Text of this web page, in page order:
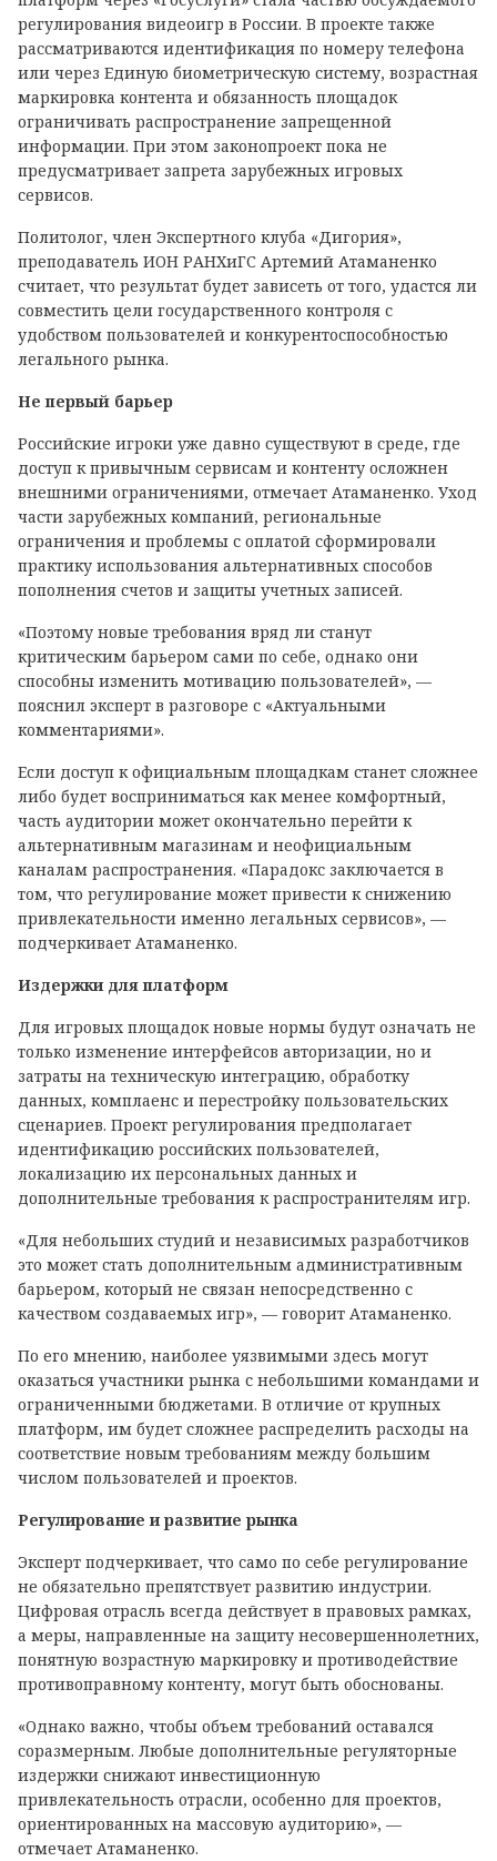
регулирования видеоигр в России. В проекте также
рассматриваются идентификация по номеру телефона
или через Единую биометрическую систему, возрастная
маркировка контента и обязанность площадок
ограничивать распространение запрещенной
информации. При этом законопроект пока не
предусматривает запрета зарубежных игровых
сервисов.
Политолог, член Экспертного клуба «Дигория»,
преподаватель ИОН РАНХиГС Артемий Атаманенко
считает, что результат будет зависеть от того, удастся ли
совместить цели государственного контроля с
удобством пользователей и конкурентоспособностью
легального рынка.
Не первый барьер
Российские игроки уже давно существуют в среде, где
доступ к привычным сервисам и контенту осложнен
внешними ограничениями, отмечает Атаманенко. Уход
части зарубежных компаний, региональные
ограничения и проблемы с оплатой сформировали
практику использования альтернативных способов
пополнения счетов и защиты учетных записей.
«Поэтому новые требования вряд ли станут
критическим барьером сами по себе, однако они
способны изменить мотивацию пользователей», —
пояснил эксперт в разговоре с «Актуальными
комментариями».
Если доступ к официальным площадкам станет сложнее
либо будет восприниматься как менее комфортный,
часть аудитории может окончательно перейти к
альтернативным магазинам и неофициальным
каналам распространения. «Парадокс заключается в
том, что регулирование может привести к снижению
привлекательности именно легальных сервисов», —
подчеркивает Атаманенко.
Издержки для платформ
Для игровых площадок новые нормы будут означать не
только изменение интерфейсов авторизации, но и
затраты на техническую интеграцию, обработку
данных, комплаенс и перестройку пользовательских
сценариев. Проект регулирования предполагает
идентификацию российских пользователей,
локализацию их персональных данных и
дополнительные требования к распространителям игр.
«Для небольших студий и независимых разработчиков
это может стать дополнительным административным
барьером, который не связан непосредственно с
качеством создаваемых игр», — говорит Атаманенко.
По его мнению, наиболее уязвимыми здесь могут
оказаться участники рынка с небольшими командами и
ограниченными бюджетами. В отличие от крупных
платформ, им будет сложнее распределить расходы на
соответствие новым требованиям между большим
числом пользователей и проектов.
Регулирование и развитие рынка
Эксперт подчеркивает, что само по себе регулирование
не обязательно препятствует развитию индустрии.
Цифровая отрасль всегда действует в правовых рамках,
а меры, направленные на защиту несовершеннолетних,
понятную возрастную маркировку и противодействие
противоправному контенту, могут быть обоснованы.
«Однако важно, чтобы объем требований оставался
соразмерным. Любые дополнительные регуляторные
издержки снижают инвестиционную
привлекательность отрасли, особенно для проектов,
ориентированных на массовую аудиторию», —
отмечает Атаманенко.